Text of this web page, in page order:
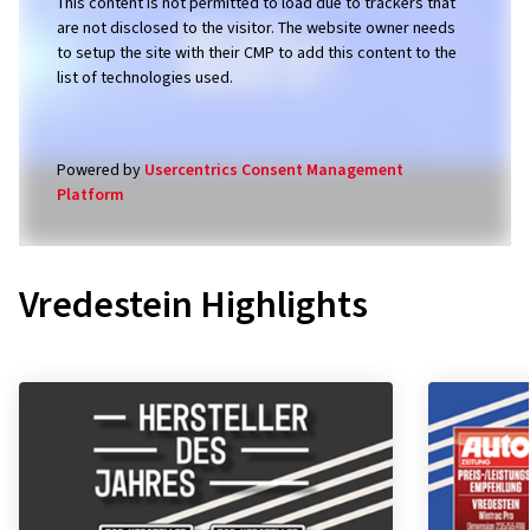
Youtube service!
This content is not permitted to load due to trackers that
list of technologies used.
Vredestein Highlights